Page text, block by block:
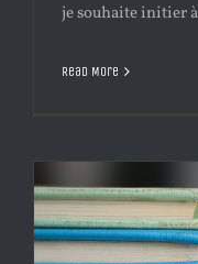
je souhaite initier
Read More